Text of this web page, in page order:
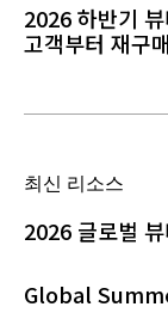
2026 하반기
고객부터 재구
최신 리소스
2026 글로벌
Global